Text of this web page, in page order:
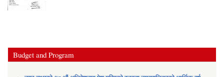
Budget and Program